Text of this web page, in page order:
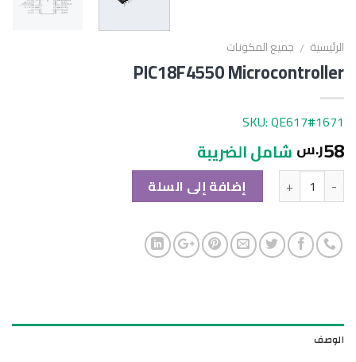
الرئيسية / جميع المكونات
PIC18F4550 Microcontroller
SKU: QE617#1671
58ر.س شامل الضريبة
الكمية إضافة إلى السلة
الوصف